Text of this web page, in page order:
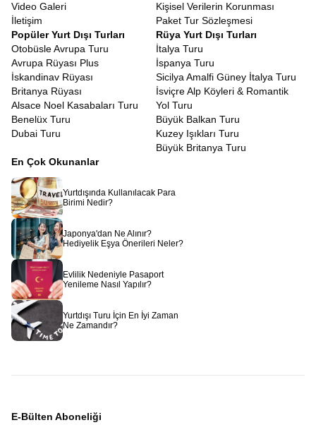
Video Galeri
İletişim
Kişisel Verilerin Korunması
Paket Tur Sözleşmesi
Popüler Yurt Dışı Turları
Otobüsle Avrupa Turu
Avrupa Rüyası Plus
İskandinav Rüyası
Britanya Rüyası
Alsace Noel Kasabaları Turu
Benelüx Turu
Dubai Turu
Rüya Yurt Dışı Turları
İtalya Turu
İspanya Turu
Sicilya Amalfi Güney İtalya Turu
İsviçre Alp Köyleri & Romantik
Yol Turu
Büyük Balkan Turu
Kuzey Işıkları Turu
Büyük Britanya Turu
En Çok Okunanlar
Yurtdışında Kullanılacak Para
Birimi Nedir?
Japonya'dan Ne Alınır?
Hediyelik Eşya Önerileri Neler?
Evlilik Nedeniyle Pasaport
Yenileme Nasıl Yapılır?
Yurtdışı Turu İçin En İyi Zaman
Ne Zamandır?
E-Bülten Aboneliği